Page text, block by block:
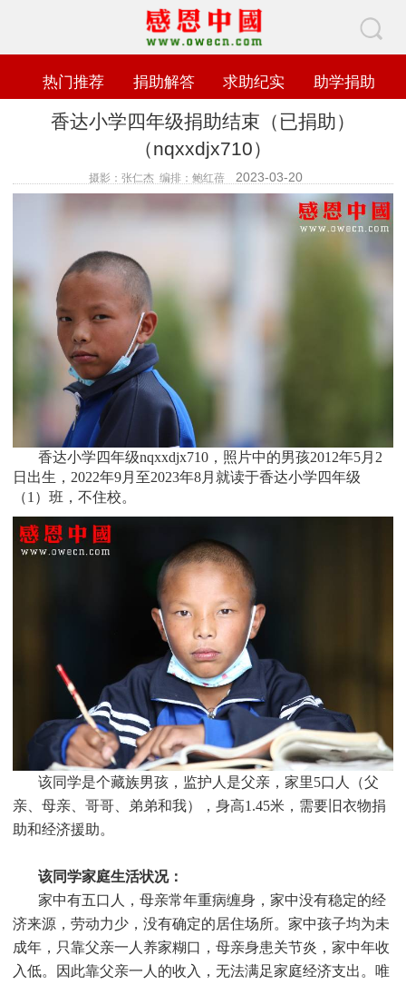
热门推荐 捐助解答 求助纪实 助学捐助
香达小学四年级捐助结束（已捐助）
（nqxxdjx710）
摄影：张仁杰 编排：鲍红蓓 2023-03-20
查看数
香达小学四年级nqxxdjx710，照片中的男孩2012年5月2
日 出生 ， 2022年9月至2023年8月就读于香达小学四年级
（1）班 ，不住校。
该同学是个藏族男孩，监护人是父亲，家里5口人（父
亲、母亲、哥哥、弟弟和我），身高1.45米，需要旧衣物捐
助和经济援助。
该同学家庭生活状况：
家中有五口人，母亲常年重病缠身，家中没有稳定的经
济来源，劳动力少，没有确定的居住场所。家中孩子均为未
成年，只靠父亲一人养家糊口，母亲身患关节炎，家中年收
入低。因此靠父亲一人的收入，无法满足家庭经济支出。唯